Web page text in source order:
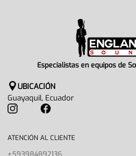
Especialistas en equipos de
UBICACIÓN
Guayaquil, Ecuador
ATENCIÓN AL CLIENTE